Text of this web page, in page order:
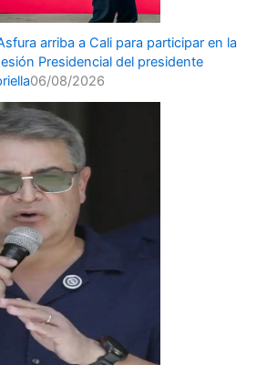
arriba a Cali para participar en la
Presidencial del presidente
06/08/2026